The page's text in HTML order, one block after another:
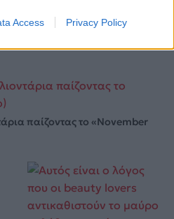
Access Privacy Policy
παίζοντας το «November